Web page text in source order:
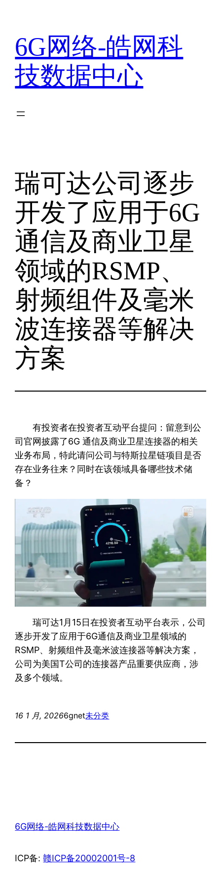
6G网络-皓网科
技数据中心
瑞可达公司逐步
开发了应用于6G
通信及商业卫星
领域的RSMP、
射频组件及毫米
波连接器等解决
方案
有投资者在投资者互动平台提问：留意到公
司官网披露了6G 通信及商业卫星连接器的相关
业务布局，特此请问公司与特斯拉星链项目是否
存在业务往来？同时在该领域具备哪些技术储
备？
瑞可达1月15日在投资者互动平台表示，公司
逐步开发了应用于6G通信及商业卫星领域的
RSMP、射频组件及毫米波连接器等解决方案，
公司为美国T公司的连接器产品重要供应商，涉
及多个领域。
16 1 月, 20266gnet未分类
6G网络-皓网科技数据中心
ICP备:赣ICP备20002001号-8